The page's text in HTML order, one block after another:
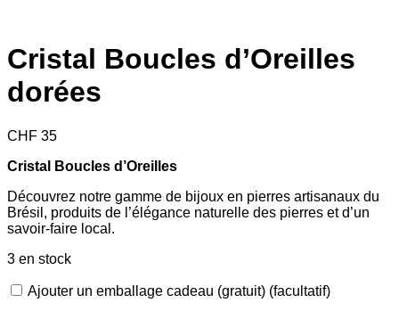
Cristal Boucles d’Oreilles
dorées
CHF 35
Cristal Boucles d’Oreilles
Découvrez notre gamme de bijoux en pierres artisanaux du
Brésil, produits de l’élégance naturelle des pierres et d’un
savoir-faire local.
3 en stock
Ajouter un emballage cadeau (gratuit) (facultatif)